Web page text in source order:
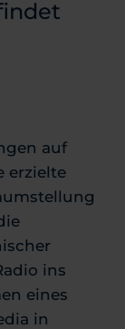
auf
erzielte
ins
eines
in